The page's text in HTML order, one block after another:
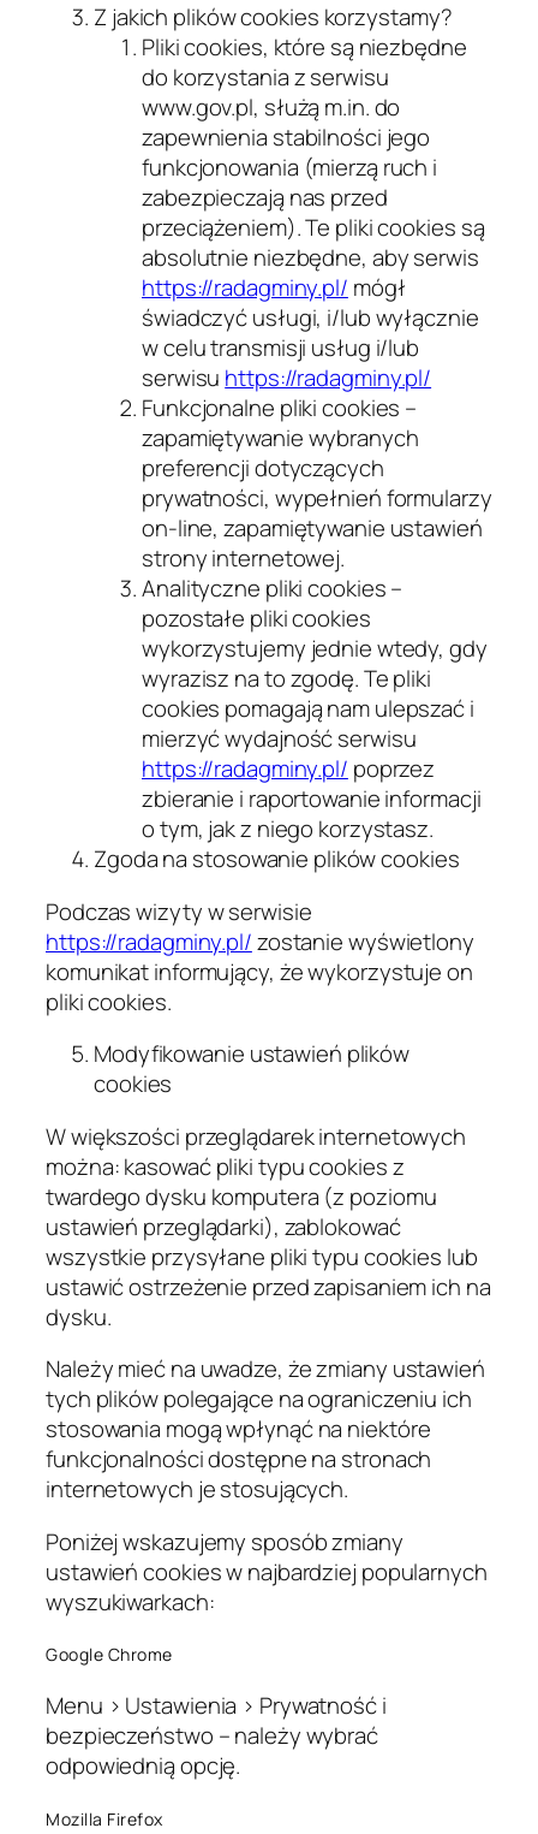
Z jakich plików cookies korzystamy?
Pliki cookies, które są niezbędne
do korzystania z serwisu
www.gov.pl, służą m.in. do
zapewnienia stabilności jego
funkcjonowania (mierzą ruch i
zabezpieczają nas przed
przeciążeniem). Te pliki cookies są
absolutnie niezbędne, aby serwis
https://radagminy.pl/ mógł
świadczyć usługi, i/lub wyłącznie
w celu transmisji usług i/lub
serwisu https://radagminy.pl/
Funkcjonalne pliki cookies –
zapamiętywanie wybranych
preferencji dotyczących
prywatności, wypełnień formularzy
on-line, zapamiętywanie ustawień
strony internetowej.
Analityczne pliki cookies –
pozostałe pliki cookies
wykorzystujemy jednie wtedy, gdy
wyrazisz na to zgodę. Te pliki
cookies pomagają nam ulepszać i
mierzyć wydajność serwisu
https://radagminy.pl/ poprzez
zbieranie i raportowanie informacji
o tym, jak z niego korzystasz.
Zgoda na stosowanie plików cookies
Podczas wizyty w serwisie
https://radagminy.pl/zostanie wyświetlony
komunikat informujący, że wykorzystuje on
pliki cookies.
Modyfikowanie ustawień plików
cookies
W większości przeglądarek internetowych
można: kasować pliki typu cookies z
twardego dysku komputera (z poziomu
ustawień przeglądarki), zablokować
wszystkie przysyłane pliki typu cookies lub
ustawić ostrzeżenie przed zapisaniem ich na
dysku.
Należy mieć na uwadze, że zmiany ustawień
tych plików polegające na ograniczeniu ich
stosowania mogą wpłynąć na niektóre
funkcjonalności dostępne na stronach
internetowych je stosujących.
Poniżej wskazujemy sposób zmiany
ustawień cookies w najbardziej popularnych
wyszukiwarkach:
Google Chrome
Menu > Ustawienia > Prywatność i
bezpieczeństwo – należy wybrać
odpowiednią opcję.
Mozilla Firefox